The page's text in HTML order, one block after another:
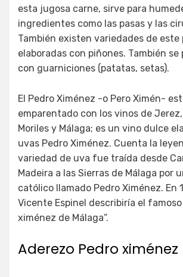
esta jugosa carne, sirve para
ingredientes como las pasas y las
También existen variedades de este
elaboradas con piñones. También se
con guarniciones (patatas, setas).
El Pedro Ximénez -o Pero Ximén-
emparentado con los vinos de
Moriles y Málaga; es un vino dulce
uvas Pedro Ximénez. Cuenta la
variedad de uva fue traída desde
Madeira a las Sierras de Málaga por
católico llamado Pedro Ximénez. En
Vicente Espinel describiría el
ximénez de Málaga”.
Aderezo Pedro ximénez